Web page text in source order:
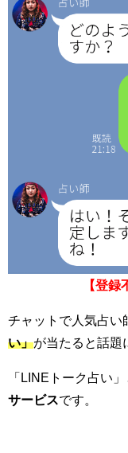
【登録
チャットで人気占い
い」が当たると話題
「LINEトーク占い
サービスです。